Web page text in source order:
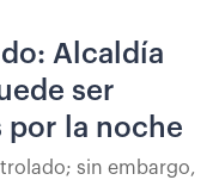
Alcaldía
ser
por la noche
sin embargo,